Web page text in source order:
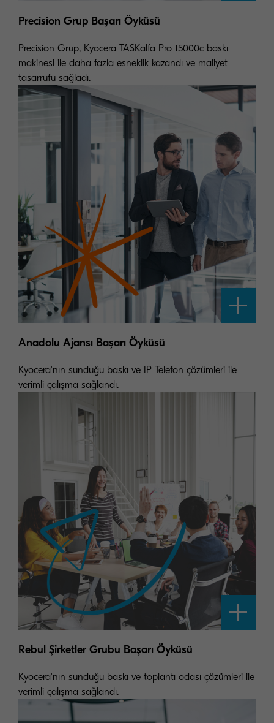
Precision Grup Başarı Öyküsü
Precision Grup, Kyocera TASKalfa Pro 15000c baskı
makinesi ile daha fazla esneklik kazandı ve maliyet
tasarrufu sağladı.
Anadolu Ajansı Başarı Öyküsü
Kyocera'nın sunduğu baskı ve IP Telefon çözümleri ile
verimli çalışma sağlandı.
Rebul Şirketler Grubu Başarı Öyküsü
Kyocera'nın sunduğu baskı ve toplantı odası çözümleri ile
verimli çalışma sağlandı.